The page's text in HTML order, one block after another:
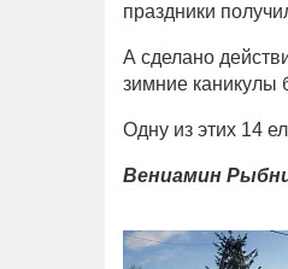
праздники
А сделано
зимние каникулы
Одну из этих 14
Вениамин